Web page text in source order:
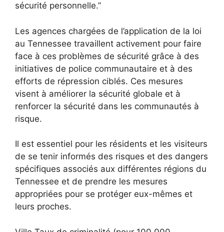
sécurité personnelle.”
Les agences chargées de l’application de la loi
au Tennessee travaillent activement pour faire
face à ces problèmes de sécurité grâce à des
initiatives de police communautaire et à des
efforts de répression ciblés. Ces mesures
visent à améliorer la sécurité globale et à
renforcer la sécurité dans les communautés à
risque.
Il est essentiel pour les résidents et les visiteurs
de se tenir informés des risques et des dangers
spécifiques associés aux différentes régions du
Tennessee et de prendre les mesures
appropriées pour se protéger eux-mêmes et
leurs proches.